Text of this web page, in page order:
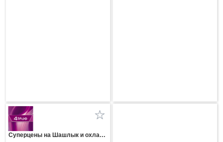
Суперцены на Шашлык и охлажденное мясо в 4за.рф